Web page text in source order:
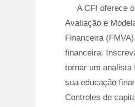
A CFI oferece
Avaliação e
Financeira
financeira.
tornar um analista
sua educação
Controles de